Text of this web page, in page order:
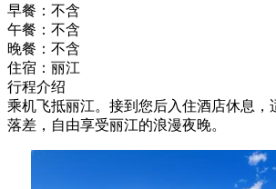
早餐： 不含
午餐： 不含
晚餐： 不含
住宿： 丽江
行程介绍
乘机飞抵丽江。接到您后入住酒店休息，
落差，自由享受丽江的浪漫夜晚。